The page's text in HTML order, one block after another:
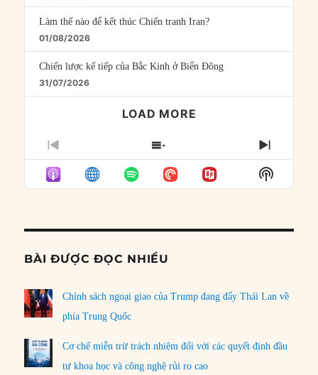
Làm thế nào để kết thúc Chiến tranh Iran?
01/08/2026
Chiến lược kế tiếp của Bắc Kinh ở Biển Đông
31/07/2026
LOAD MORE
PREVIOUS
EPISODE
SHOW
EPISODES
LIST
NEXT
Show
Podcast
BÀI ĐƯỢC ĐỌC NHIỀU
Chính sách ngoại giao của Trump đang đẩy Thái Lan về
phía Trung Quốc
Cơ chế miễn trừ trách nhiệm đối với các quyết định đầu
tư khoa học và công nghệ rủi ro cao